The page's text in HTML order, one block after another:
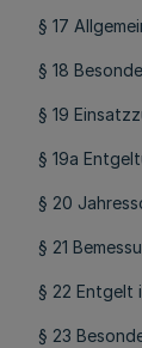
§ 17
§ 18
§ 19
§ 19a
§ 20
§ 21
§ 22 Entgelt
§ 23